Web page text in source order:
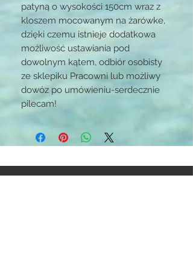
patyną o wysokości 150cm wraz z
kloszem mocowanym na żarówke,
dzięki czemu istnieje dodatkowa
możliwość ustawiania pod
dowolnym kątem, odbiór osobisty
ze sklepiku Pracowni lub możliwy
dowóz po umówieniu-serdecznie
pilecam!